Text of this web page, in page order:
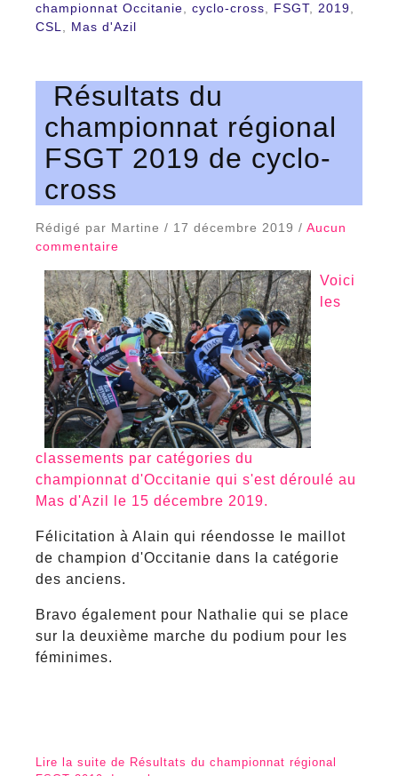
championnat Occitanie
cyclo-cross FSGT, 2019
CSL
Mas d'Azil
Résultats du
championnat régional
FSGT 2019 de cyclo-
cross
Rédigé par Martine / 17 décembre 2019 / Aucun
commentaire
Voici
les
classements par catégories du
championnat d'Occitanie qui s'est déroulé au
Mas d'Azil le 15 décembre 2019.
Félicitation à Alain qui réendosse le maillot
de champion d'Occitanie dans la catégorie
des anciens.
Bravo également pour Nathalie qui se place
sur la deuxième marche du podium pour les
féminimes.
Lire la suite de Résultats du championnat régional